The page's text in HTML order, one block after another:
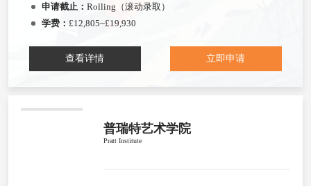
申请截止： Rolling（滚动录取）
学费： £12,805~£19,930
查看详情 立即申请
普瑞特艺术学院
Pratt Institute